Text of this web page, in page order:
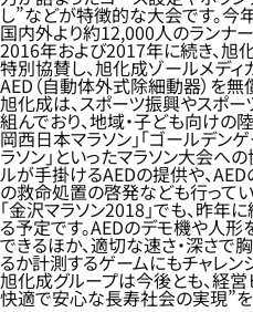
し”などが特徴的な大会です。今
国内外より約12,000人のランナ
2016年および2017年に続き、旭
特別協賛し、旭化成ゾールメデ
AED（自動体外式除細動器）を無
旭化成は、スポーツ振興やスポ
組んでおり、地域・子ども向けの
岡西日本マラソン」「ゴールデン
ラソン」といったマラソン大会へ
ルが手掛けるAEDの提供や、
の救命処置の啓発なども行ってい
「金沢マラソン2018」でも、昨年
る予定です。AEDのデモ機や人
できるほか、適切な速さ・深さで
るか計測するゲームにもチャレン
旭化成グループは今後とも、経
快適で安心な長寿社会の実現”を